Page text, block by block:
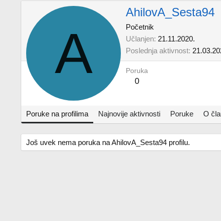
A
AhilovA_Sesta94
Početnik
Učlanjen 21.11.2020.
Poslednja aktivnost
Poruka
0
Poruke na profilima Najnovije aktivnosti Poruke O
Još uvek nema poruka na AhilovA_Sesta94 profilu.